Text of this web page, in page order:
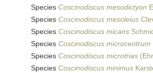
Species Coscinodiscus mesodictyon
Species Coscinodiscus mesoleius
Species Coscinodiscus micans
Species Coscinodiscus microcentrum
Species Coscinodiscus microtrias
Species Coscinodiscus minimus